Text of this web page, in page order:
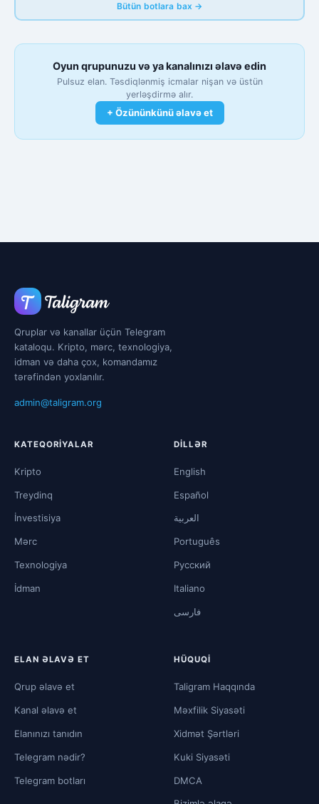
Bütün botlara bax →
Oyun qrupunuzu və ya kanalınızı əlavə edin
Pulsuz elan. Təsdiqlənmiş icmalar nişan və üstün
yerləşdirmə alır.
+ Özününkünü əlavə et
Qruplar və kanallar üçün Telegram
kataloqu. Kripto, mərc, texnologiya,
idman və daha çox, komandamız
tərəfindən yoxlanılır.
admin@taligram.org
KATEQORIYALAR
Kripto
Treydinq
İnvestisiya
Mərc
Texnologiya
İdman
DILLƏR
English
Español
العربية
Português
Русский
Italiano
فارسی
ELAN ƏLAVƏ ET
Qrup əlavə et
Kanal əlavə et
Elanınızı tanıdın
Telegram nədir?
Telegram botları
HÜQUQI
Taligram Haqqında
Məxfilik Siyasəti
Xidmət Şərtləri
Kuki Siyasəti
DMCA